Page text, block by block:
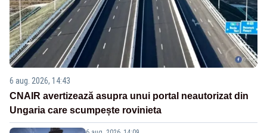
6 aug. 2026, 14:43
CNAIR avertizează asupra unui portal neautorizat din
Ungaria care scumpește rovinieta